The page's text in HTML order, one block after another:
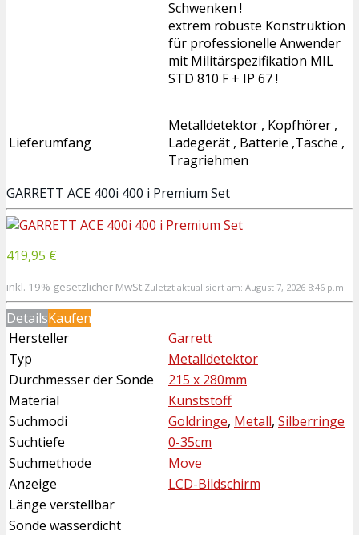
Schwenken !
extrem robuste Konstruktion
für professionelle Anwender
mit Militärspezifikation MIL
STD 810 F + IP 67 !
Lieferumfang
Metalldetektor , Kopfhörer ,
Ladegerät , Batterie ,Tasche ,
Tragriehmen
GARRETT ACE 400i 400 i Premium Set
419,95 €
inkl. 19% gesetzlicher MwSt.Zuletzt aktualisiert am: August 7, 2026 8:46 p.m.
DetailsKaufen
Hersteller
Garrett
Typ
Metalldetektor
Durchmesser der Sonde
215 x 280mm
Material
Kunststoff
Suchmodi
Goldringe, Metall, Silberringe
Suchtiefe
0-35cm
Suchmethode
Move
Anzeige
LCD-Bildschirm
Länge verstellbar
Sonde wasserdicht